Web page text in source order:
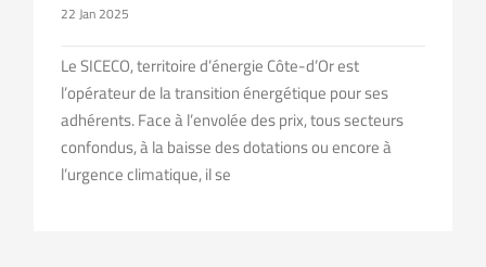
22 Jan 2025
Le SICECO, territoire d’énergie Côte-d’Or est
l’opérateur de la transition énergétique pour ses
adhérents. Face à l’envolée des prix, tous secteurs
confondus, à la baisse des dotations ou encore à
l’urgence climatique, il se